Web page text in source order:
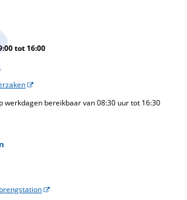
tot 16:00
werkdagen bereikbaar van 08:30 uur tot 16:30